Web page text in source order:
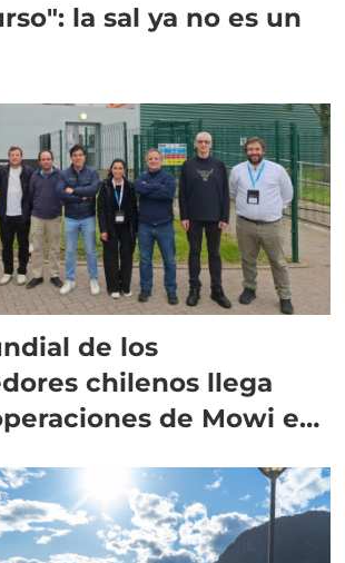
la sal ya no es un
de los
chilenos llega
de Mowi en